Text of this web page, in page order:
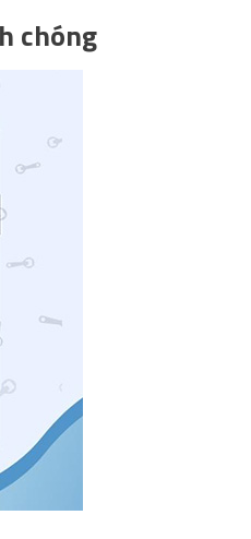
chóng